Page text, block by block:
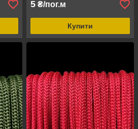
5 ₴/пог.м
Купити